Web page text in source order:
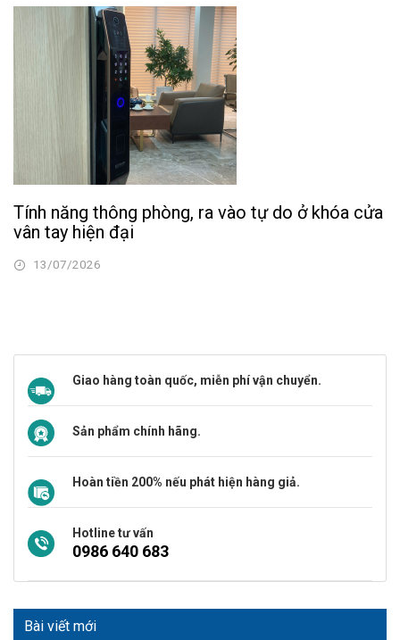
Tính năng thông phòng, ra vào tự do ở khóa cửa
vân tay hiện đại
13/07/2026
Giao hàng toàn quốc, miễn phí vận chuyển.
Sản phẩm chính hãng.
Hoàn tiền 200% nếu phát hiện hàng giả.
Hotline tư vấn
0986 640 683
Bài viết mới